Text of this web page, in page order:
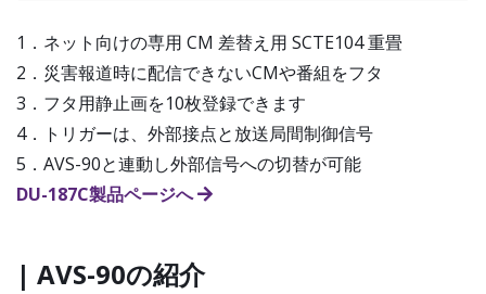
1．ネット向けの専用 CM 差替え用 SCTE104 重畳
2．災害報道時に配信できないCMや番組をフタ
3．フタ用静止画を10枚登録できます
4．トリガーは、外部接点と放送局間制御信号
5．AVS-90と連動し外部信号への切替が可能
DU-187C製品ページへ
| AVS-90の紹介